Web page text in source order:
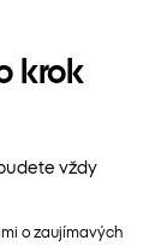
krok
vždy
o zaujímavých